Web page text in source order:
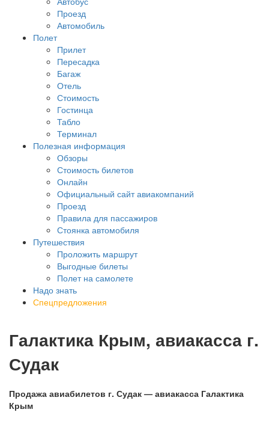
Проезд
Автомобиль
Полет
Прилет
Пересадка
Багаж
Отель
Стоимость
Гостинца
Табло
Терминал
Полезная информация
Обзоры
Стоимость билетов
Онлайн
Официальный сайт авиакомпаний
Проезд
Правила для пассажиров
Стоянка автомобиля
Путешествия
Проложить маршрут
Выгодные билеты
Полет на самолете
Надо знать
Спецпредложения
Галактика Крым, авиакасса г.
Судак
Продажа авиабилетов г. Судак — авиакасса Галактика
Крым